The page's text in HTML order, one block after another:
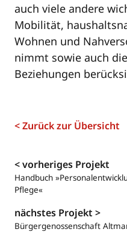
auch viele andere
Mobilität,
Wohnen und
nimmt sowie auch
Beziehungen
< Zurück zur Übersicht
Navigation
< vorheriges Projekt
Handbuch
Pflege«
nächstes Projekt >
Bürgergenossenschaft